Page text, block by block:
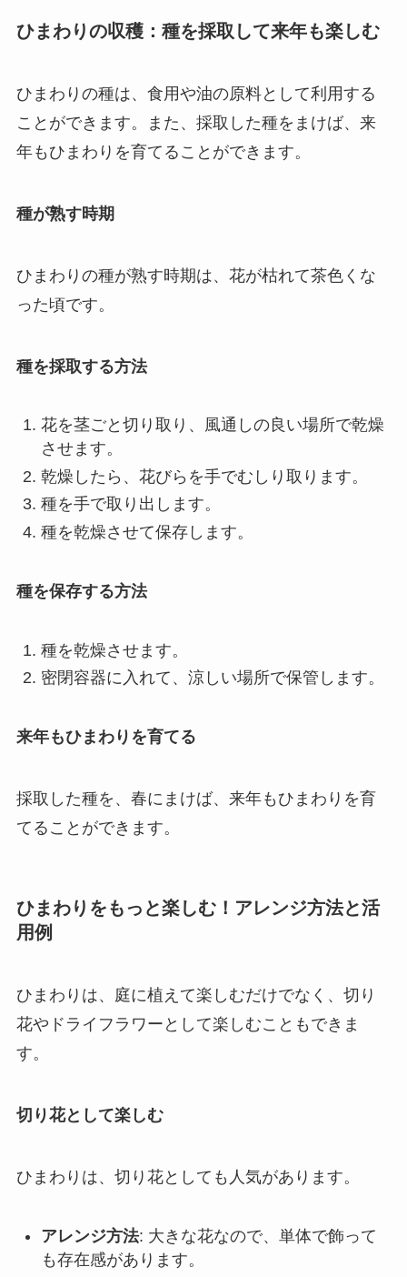
ひまわりの収穫：種を採取して来年も楽しむ
ひまわりの種は、食用や油の原料として利用する
ことができます。また、採取した種をまけば、来
年もひまわりを育てることができます。
種が熟す時期
ひまわりの種が熟す時期は、花が枯れて茶色くな
った頃です。
種を採取する方法
花を茎ごと切り取り、風通しの良い場所で乾燥
させます。
乾燥したら、花びらを手でむしり取ります。
種を手で取り出します。
種を乾燥させて保存します。
種を保存する方法
種を乾燥させます。
密閉容器に入れて、涼しい場所で保管します。
来年もひまわりを育てる
採取した種を、春にまけば、来年もひまわりを育
てることができます。
ひまわりをもっと楽しむ！アレンジ方法と活
用例
ひまわりは、庭に植えて楽しむだけでなく、切り
花やドライフラワーとして楽しむこともできま
す。
切り花として楽しむ
ひまわりは、切り花としても人気があります。
アレンジ方法: 大きな花なので、単体で飾って
も存在感があります。